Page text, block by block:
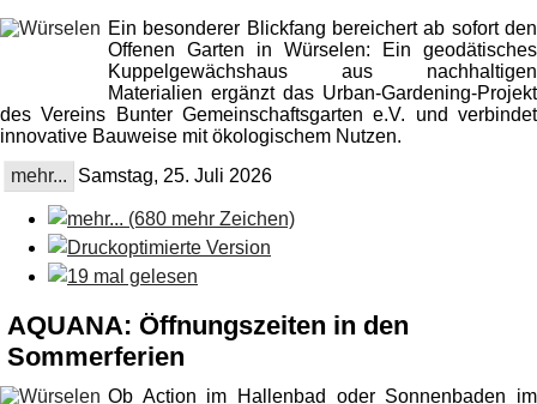
Ein besonderer Blickfang bereichert ab sofort den
Offenen Garten in Würselen: Ein geodätisches
Kuppelgewächshaus aus nachhaltigen
Materialien ergänzt das Urban-Gardening-Projekt
des Vereins Bunter Gemeinschaftsgarten e.V. und verbindet
innovative Bauweise mit ökologischem Nutzen.
mehr...
Samstag, 25. Juli 2026
AQUANA: Öffnungszeiten in den
Sommerferien
Ob Action im Hallenbad oder Sonnenbaden im